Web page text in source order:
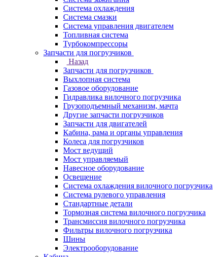
Система охлаждения
Система смазки
Система управления двигателем
Топливная система
Турбокомпрессоры
Запчасти для погрузчиков
Назад
Запчасти для погрузчиков
Выхлопная система
Газовое оборудование
Гидравлика вилочного погрузчика
Грузоподъемный механизм, мачта
Другие запчасти погрузчиков
Запчасти для двигателей
Кабина, рама и органы управления
Колеса для погрузчиков
Мост ведущий
Мост управляемый
Навесное оборудование
Освещение
Система охлаждения вилочного погрузчика
Система рулевого управления
Стандартные детали
Тормозная система вилочного погрузчика
Трансмиссия вилочного погрузчика
Фильтры вилочного погрузчика
Шины
Электрооборудование